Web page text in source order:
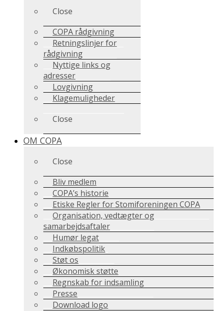
Close
COPA rådgivning
Retningslinjer for
rådgivning
Nyttige links og
adresser
Lovgivning
Klagemuligheder
Close
OM COPA
Close
Bliv medlem
COPA’s historie
Etiske Regler for Stomiforeningen COPA
Organisation, vedtægter og
samarbejdsaftaler
Humør legat
Indkøbspolitik
Støt os
Økonomisk støtte
Regnskab for indsamling
Presse
Download logo